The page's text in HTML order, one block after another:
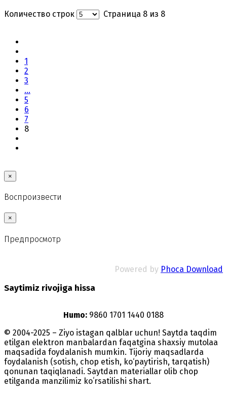
Количество строк
Страница 8 из 8
1
2
3
...
5
6
7
8
×
Воспроизвести
×
Предпросмотр
Powered by Phoca Download
Saytimiz rivojiga hissa
Humo: 9860 1701 1440 0188
© 2004-2025 – Ziyo istagan qalblar uchun! Saytda taqdim
etilgan elektron manbalardan faqatgina shaxsiy mutolaa
maqsadida foydalanish mumkin. Tijoriy maqsadlarda
foydalanish (sotish, chop etish, ko‘paytirish, tarqatish)
qonunan taqiqlanadi. Saytdan materiallar olib chop
etilganda manzilimiz koʻrsatilishi shart.